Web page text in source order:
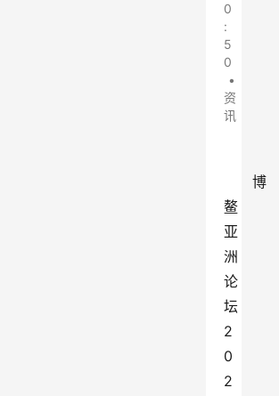
0
:
5
0
•
资
讯
博
鳌
亚
洲
论
坛
2
0
2